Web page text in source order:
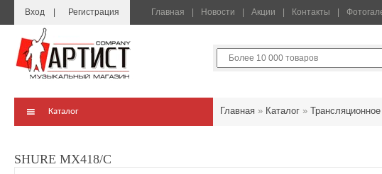
Вход Регистрация Главная Новости Акции Контакты
Каталог Главная » Каталог »
SHURE MX418/C